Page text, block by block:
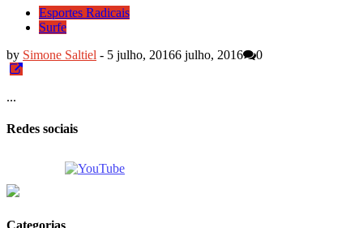
Esportes Radicais
Surfe
by Simone Saltiel - 5 julho, 20166 julho, 2016 0
...
Redes sociais
Categorias